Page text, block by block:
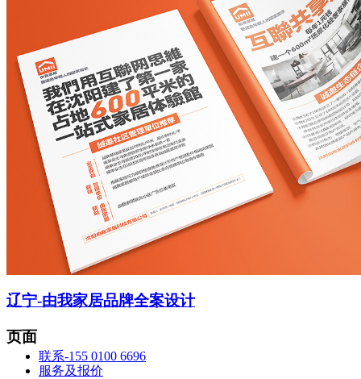
简介
甄知灼见
智造中心
联系-155 0100 6696
辽宁-由我家居品牌全案设计
页面
服务及报价